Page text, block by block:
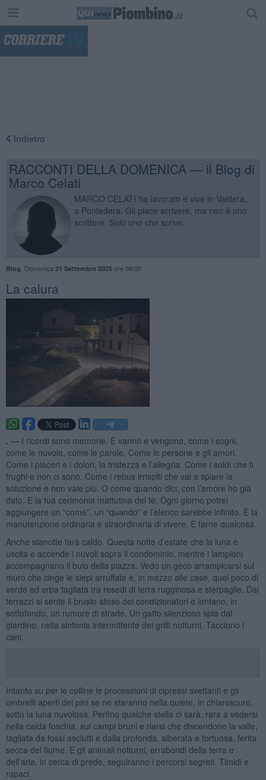
Indietro
RACCONTI DELLA DOMENICA — il Blog di
Marco Celati
MARCO CELATI ha lavorato e vive in Valdera,
a Pontedera. Gli piace scrivere, ma non è uno
scrittore. Solo uno che scrive.
Blog Domenica 21 Settembre 2025ore 08:00
La calura
. — I ricordi sono memorie. E vanno e vengono, come i sogni,
come le nuvole, come le parole. Come le persone e gli amori.
Come i piaceri e i dolori, la tristezza e l’allegria. Come i soldi che ti
frughi e non ci sono. Come i rebus irrisolti che vai a spiare la
soluzione e non vale più. O come quando dici, con l’amore ho già
dato. E la tua cerimonia mattutina del tè. Ogni giorno potrei
aggiungere un “come”, un “quando” e l’elenco sarebbe infinito. È la
manutenzione ordinaria e straordinaria di vivere. E farne qualcosa.
Anche stanotte farà caldo. Questa notte d’estate che la luna è
uscita e accende i nuvoli sopra il condominio, mentre i lampioni
accompagnano il buio della piazza. Vedo un geco arrampicarsi sul
muro che cinge le siepi arruffate e, in mezzo alle case, quel poco di
verde ed erba tagliata tra resedi di terra rugginosa e sterpaglie. Dai
terrazzi si sente il brusio afoso dei condizionatori e lontano, in
sottofondo, un rumore di strade. Un gatto silenzioso spia dal
giardino, nella sinfonia intermittente dei grilli notturni. Tacciono i
cani.
Intanto su per le colline le processioni di cipressi svettanti e gli
ombrelli aperti dei pini se ne staranno nella quiete, in chiaroscuro,
sotto la luna nuvolosa. Perfino qualche stella ci sarà, rara a vedersi
nella calda foschia, sui campi bruni e riarsi che discendono la valle,
tagliata da fossi asciutti e dalla profonda, alberata e tortuosa, ferita
secca del fiume. E gli animali notturni, errabondi della terra e
dell’aria, in cerca di prede, seguiranno i percorsi segreti. Timidi e
rapaci.